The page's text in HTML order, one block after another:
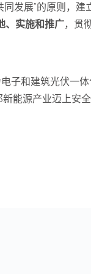
发展”的原则，建
、实施和推广，贯
子和建筑光伏一
能源产业迈上安